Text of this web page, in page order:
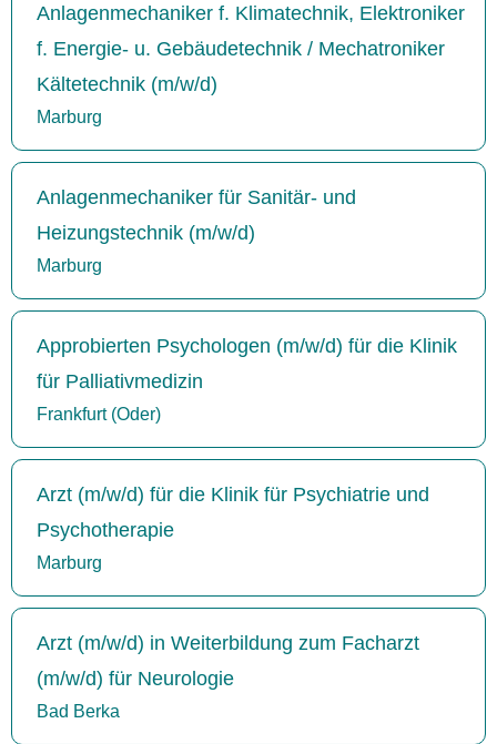
Anlagenmechaniker f. Klimatechnik, Elektroniker
f. Energie- u. Gebäudetechnik / Mechatroniker
Kältetechnik (m/w/d)
Marburg
Anlagenmechaniker für Sanitär- und
Heizungstechnik (m/w/d)
Marburg
Approbierten Psychologen (m/w/d) für die Klinik
für Palliativmedizin
Frankfurt (Oder)
Arzt (m/w/d) für die Klinik für Psychiatrie und
Psychotherapie
Marburg
Arzt (m/w/d) in Weiterbildung zum Facharzt
(m/w/d) für Neurologie
Bad Berka